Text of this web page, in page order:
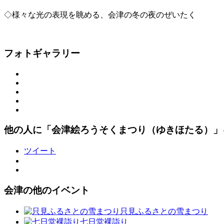
◇様々な光の表現を眺める、会津の冬の夜のぜいたく
フォトギャラリー
他の人に「会津絵ろうそくまつり（ゆきほたる）
ツイート
会津の他のイベント
只見ふるさとの雪まつり
七日堂裸詣り